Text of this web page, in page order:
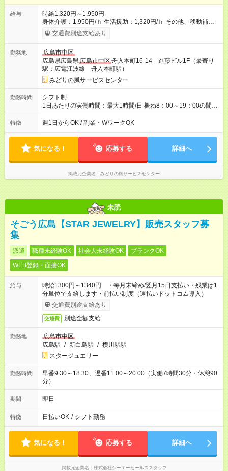
給与
時給1,320円～1,950円
身体介護：1,950円/ｈ 生活援助：1,320円/ｈ その他、移動補
交通費別途支給あり
勤務地
広島市中区
広島県広島県広島市中区舟入本町16-14 進藤ビル1F（最寄り
駅：広電江波線 舟入本町駅）
みどりの風サービスセンター
勤務時間
シフト制
1日あたりの実働時間：最大1時間/日 概ね8：00～19：00の間で
週1ｈからの勤務で可
特徴 週1日からOK / 副業・WワークOK
気になる！ 応募する 詳細へ
掲載元企業名 みどりの風サービスセンター
未読
そごう広島【STAR JEWELRY】販売スタッフ募
集
派遣 職種未経験OK 社会人未経験OK
ブランクOK
WEB登録・面接OK
給与
時給1300円～1340円 ・毎月末締め/翌月15日支払い・残業は1
分単位で支給します・前払い制度（速払いドットコム導入）
交通費別途支給あり
交通費 別途全額支給
勤務地
広島市中区
広島駅 / 新白島駅 / 横川駅駅
スタージュエリー
勤務時間
早番9:30～18:30、遅番11:00～20:00（実働7時間30分・休憩90
分）
期間 即日
特徴 日払いOK / シフト勤務
気になる！ 応募する 詳細へ
掲載元企業名 株式会社シーエーセールススタッフ